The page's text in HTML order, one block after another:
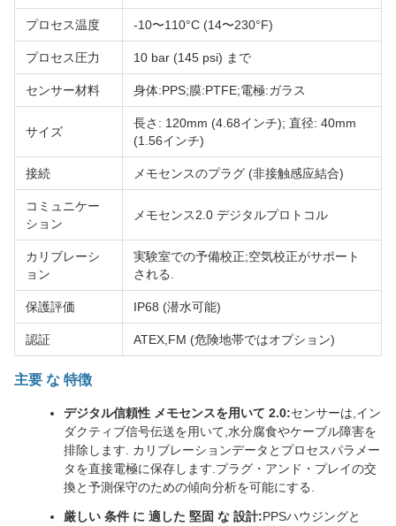
プロセス温度 -10〜110°C (14〜230°F)
プロセス圧力 10 bar (145 psi) まで
センサー材料 身体:PPS;膜:PTFE;電極:ガラス
サイズ
長さ: 120mm (4.68インチ); 直径: 40mm
(1.56インチ)
接続 メモセンスのプラグ (非接触感应結合)
コミュニケー
ション
メモセンス2.0 デジタルプロトコル
カリブレーシ
ョン
実験室での予備校正;空気校正がサポート
される.
保護評価 IP68 (潜水可能)
認証 ATEX,FM (危険地帯ではオプション)
主要 な 特徴
デジタル信頼性 メモセンスを用いて 2.0:センサーは,イン
ダクティブ信号伝送を用いて,水分腐食やケーブル障害を
排除します. カリブレーションデータとプロセスパラメー
タを直接電極に保存します.プラグ・アンド・プレイの交
換と予測保守のための傾向分析を可能にする.
厳しい 条件 に 適した 堅固 な 設計:PPSハウジングと